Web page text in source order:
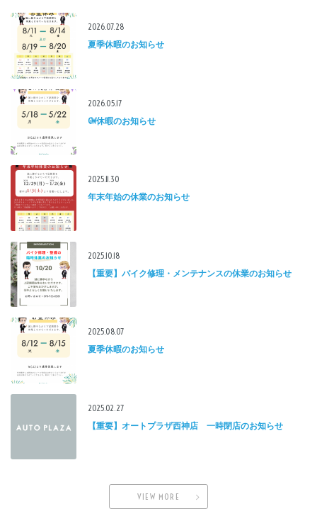
2026.07.28
夏季休暇のお知らせ
2026.05.17
GW休暇のお知らせ
2025.11.30
年末年始の休業のお知らせ
2025.10.18
【重要】バイク修理・メンテナンスの休業のお知らせ
2025.08.07
夏季休暇のお知らせ
2025.02.27
【重要】オートプラザ西神店 一時閉店のお知らせ
VIEW MORE